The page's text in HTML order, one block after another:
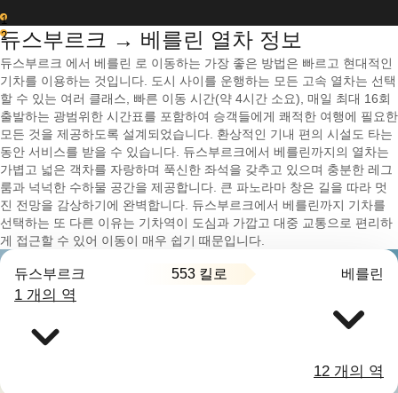
1
2
듀스부르크 → 베를린 열차 정보
듀스부르크 에서 베를린 로 이동하는 가장 좋은 방법은 빠르고 현대적인
기차를 이용하는 것입니다. 도시 사이를 운행하는 모든 고속 열차는 선택
할 수 있는 여러 클래스, 빠른 이동 시간(약 4시간 소요), 매일 최대 16회
출발하는 광범위한 시간표를 포함하여 승객들에게 쾌적한 여행에 필요한
모든 것을 제공하도록 설계되었습니다. 환상적인 기내 편의 시설도 타는
동안 서비스를 받을 수 있습니다. 듀스부르크에서 베를린까지의 열차는
가볍고 넓은 객차를 자랑하며 푹신한 좌석을 갖추고 있으며 충분한 레그
룸과 넉넉한 수하물 공간을 제공합니다. 큰 파노라마 창은 길을 따라 멋
진 전망을 감상하기에 완벽합니다. 듀스부르크에서 베를린까지 기차를
선택하는 또 다른 이유는 기차역이 도심과 가깝고 대중 교통으로 편리하
게 접근할 수 있어 이동이 매우 쉽기 때문입니다.
듀스부르크 553 킬로 베를린
1 개의 역
12 개의 역